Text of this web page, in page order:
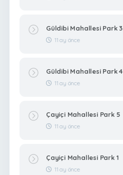
Güldibi Mahallesi Park 3
11 ay önce
Güldibi Mahallesi Park 4
11 ay önce
Çayiçi Mahallesi Park 5
11 ay önce
Çayiçi Mahallesi Park 1
11 ay önce